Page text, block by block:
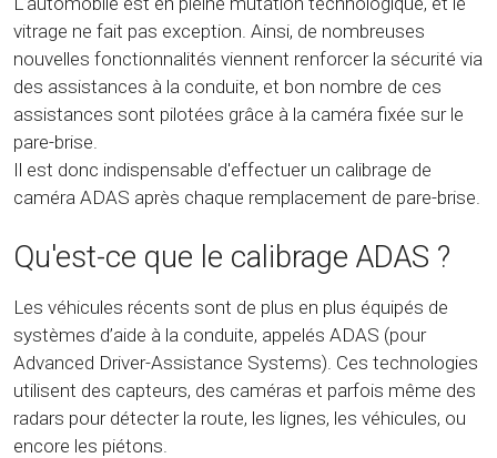
vitrage ne fait pas exception. Ainsi, de nombreuses
nouvelles fonctionnalités viennent renforcer la sécurité via
des assistances à la conduite, et bon nombre de ces
assistances sont pilotées grâce à la caméra fixée sur le
pare-brise.
Il est donc indispensable d'effectuer un calibrage de
caméra ADAS après chaque remplacement de pare-brise.
Qu'est-ce que le calibrage ADAS ?
Les véhicules récents sont de plus en plus équipés de
systèmes d’aide à la conduite, appelés ADAS (pour
Advanced Driver-Assistance Systems). Ces technologies
utilisent des capteurs, des caméras et parfois même des
radars pour détecter la route, les lignes, les véhicules, ou
encore les piétons.